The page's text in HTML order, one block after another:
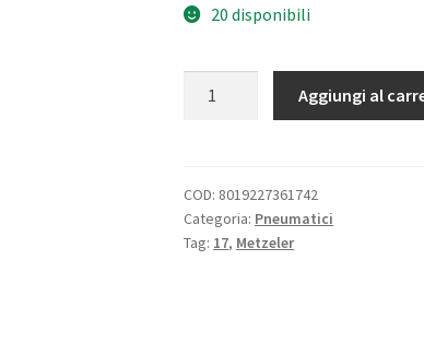
20 disponibili
RR
200/55
ZR
Aggiungi al
COD: 8019227361742
Categoria: Pneumatici
Tag: 17, Metzeler